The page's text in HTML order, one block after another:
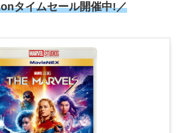
タイムセール開催中!／